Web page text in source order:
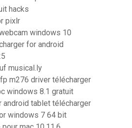
hacks
pixlr
windows 10
for android
musical.ly
m276 driver télécharger
windows 8.1 gratuit
tablet télécharger
windows 7 64 bit